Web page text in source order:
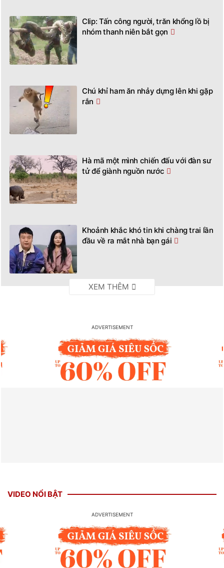
Clip: Tấn công người, trăn khổng lồ bị
nhóm thanh niên bắt gọn
Chú khỉ ham ăn nhảy dựng lên khi gặp
rắn
Hà mã một mình chiến đấu với đàn sư
tử để giành nguồn nước
Khoảnh khắc khó tin khi chàng trai lần
đầu về ra mắt nhà bạn gái
VIDEO NỔI BẬT